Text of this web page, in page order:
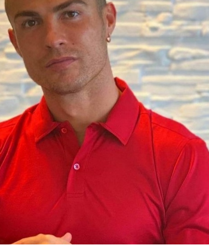
معسكر النصر السعودي.. هل انتهت أزمة العالمي المالية؟
الدين الجزيري مع الزمالك رسميًا
زوجة إبراهيم دياز بعد خطفها للأنظار؟
يعلن ضم المهاجم يوسف أسامة نبيه